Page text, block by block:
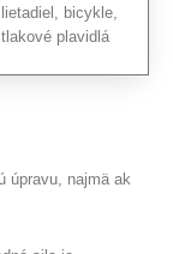
lietadiel, bicykle,
tlakové plavidlá
úpravu, najmä ak